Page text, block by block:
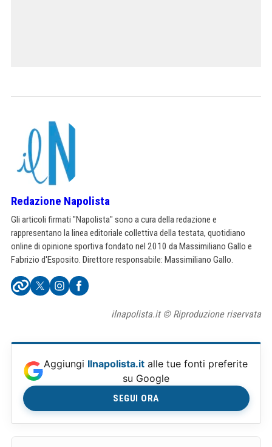
Redazione Napolista
Gli articoli firmati "Napolista" sono a cura della redazione e
rappresentano la linea editoriale collettiva della testata, quotidiano
online di opinione sportiva fondato nel 2010 da Massimiliano Gallo e
Fabrizio d'Esposito. Direttore responsabile: Massimiliano Gallo.
ilnapolista.it © Riproduzione riservata
Aggiungi Ilnapolista.it alle tue fonti preferite
su Google
SEGUI ORA